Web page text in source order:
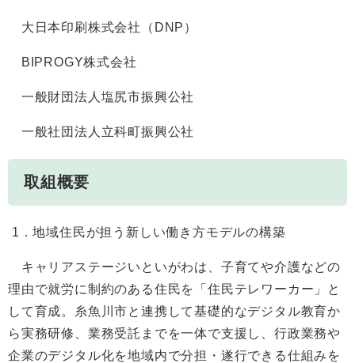
大日本印刷株式会社（DNP）
BIPROGY株式会社
一般財団法人塩尻市振興公社
一般社団法人立科町振興公社
取組概要
1．地域住民が担う新しい働き方モデルの構築
キャリアステージいといがわは、子育てや介護などの
理由で就労に制約のある住民を「住民テレワーカー」と
して育成。糸魚川市と連携して基礎的なデジタル教育か
ら実務研修、業務受託までを一体で支援し、行政業務や
企業のデジタル化を地域内で分担・遂行できる仕組みを